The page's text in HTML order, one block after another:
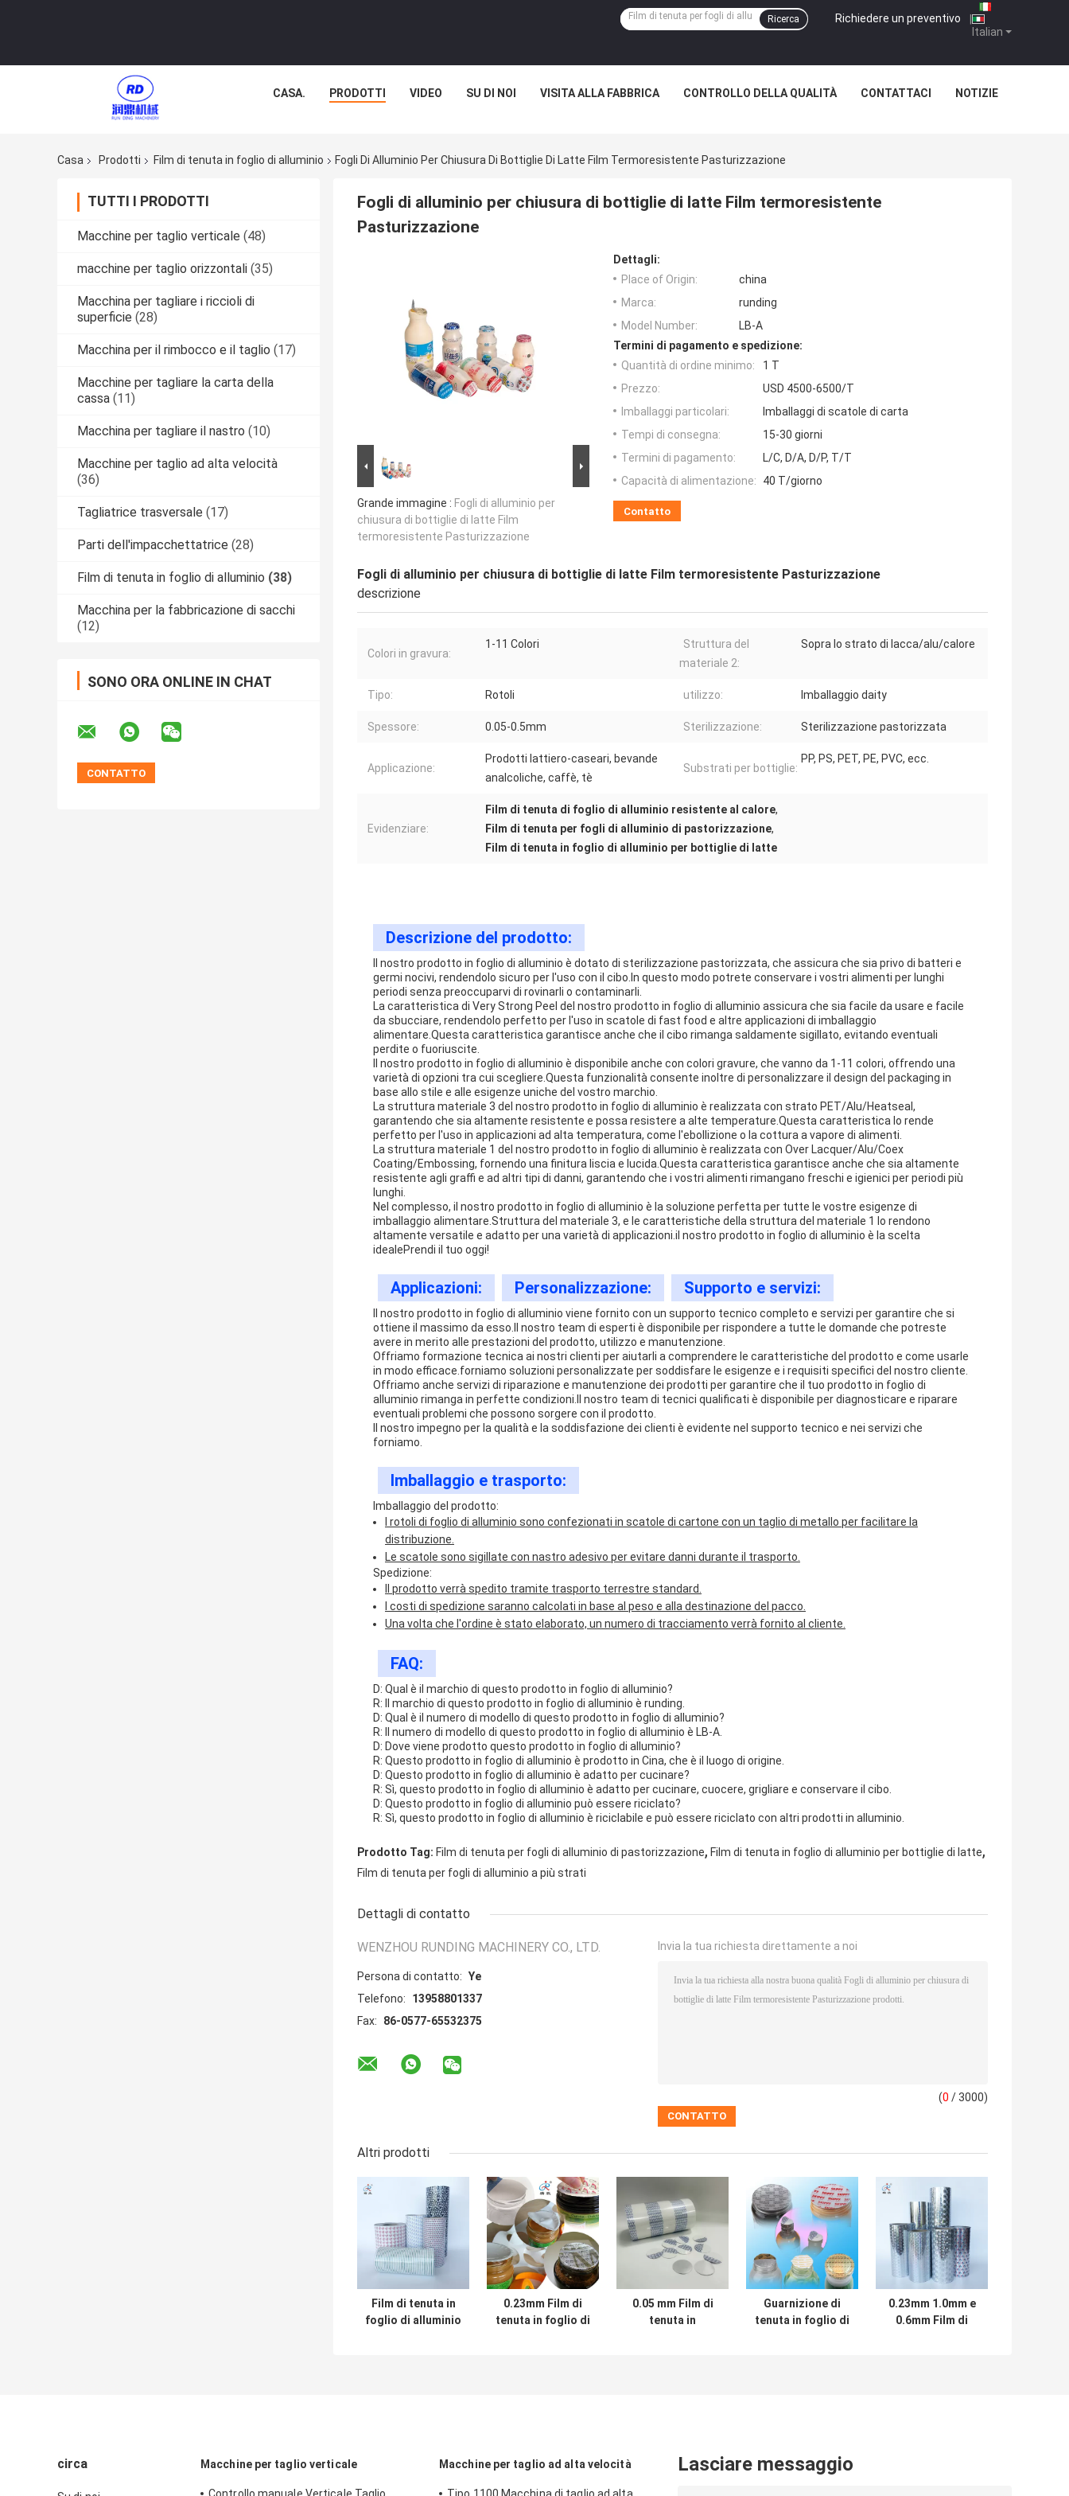
Italian
Richiedere un preventivo |
Ricerca
CASA. PRODOTTI VIDEO SU DI NOI VISITA ALLA FABBRICA CONTROLLO DELLA QUALITÀ CONTATTACI NOTIZIE
Casa Prodotti Film di tenuta in foglio di alluminio Fogli Di Alluminio Per Chiusura Di Bottiglie Di Latte Film Termoresistente Pasturizzazione
TUTTI I PRODOTTI
Macchine per taglio verticale (48)
macchine per taglio orizzontali (35)
Macchina per tagliare i riccioli di
superficie (28)
Macchina per il rimbocco e il taglio (17)
Macchine per tagliare la carta della
cassa (11)
Macchina per tagliare il nastro (10)
Macchine per taglio ad alta velocità
(36)
Tagliatrice trasversale (17)
Parti dell'impacchettatrice (28)
Film di tenuta in foglio di alluminio (38)
Macchina per la fabbricazione di sacchi
(12)
SONO ORA ONLINE IN CHAT
Fogli di alluminio per chiusura di bottiglie di latte Film termoresistente
Pasturizzazione
Grande immagine : Fogli di alluminio per
chiusura di bottiglie di latte Film
termoresistente Pasturizzazione
Dettagli:
Place of Origin:
china
Marca:
runding
Model Number:
LB-A
Termini di pagamento e spedizione:
Quantità di ordine minimo:
1 T
Prezzo:
USD 4500-6500/T
Imballaggi particolari:
Imballaggi di scatole di carta
Tempi di consegna:
15-30 giorni
Termini di pagamento:
L/C, D/A, D/P, T/T
Capacità di alimentazione:
40 T/giorno
Contatto
Fogli di alluminio per chiusura di bottiglie di latte Film termoresistente Pasturizzazione
descrizione
Colori in gravura:
1-11 Colori
Struttura del
materiale 2:
Sopra lo strato di lacca/alu/calore
Tipo: Rotoli utilizzo: Imballaggio daity
Spessore: 0.05-0.5mm Sterilizzazione: Sterilizzazione pastorizzata
Applicazione:
Prodotti lattiero-caseari, bevande
analcoliche, caffè, tè
Substrati per bottiglie:
PP, PS, PET, PE, PVC, ecc.
Evidenziare:
Film di tenuta di foglio di alluminio resistente al calore,
Film di tenuta per fogli di alluminio di pastorizzazione,
Film di tenuta in foglio di alluminio per bottiglie di latte
Descrizione del prodotto:
Il nostro prodotto in foglio di alluminio è dotato di sterilizzazione pastorizzata, che assicura che sia privo di batteri e
germi nocivi, rendendolo sicuro per l'uso con il cibo.In questo modo potrete conservare i vostri alimenti per lunghi
periodi senza preoccuparvi di rovinarli o contaminarli.
La caratteristica di Very Strong Peel del nostro prodotto in foglio di alluminio assicura che sia facile da usare e facile
da sbucciare, rendendolo perfetto per l'uso in scatole di fast food e altre applicazioni di imballaggio
alimentare.Questa caratteristica garantisce anche che il cibo rimanga saldamente sigillato, evitando eventuali
perdite o fuoriuscite.
Il nostro prodotto in foglio di alluminio è disponibile anche con colori gravure, che vanno da 1-11 colori, offrendo una
varietà di opzioni tra cui scegliere.Questa funzionalità consente inoltre di personalizzare il design del packaging in
base allo stile e alle esigenze uniche del vostro marchio.
La struttura materiale 3 del nostro prodotto in foglio di alluminio è realizzata con strato PET/Alu/Heatseal,
garantendo che sia altamente resistente e possa resistere a alte temperature.Questa caratteristica lo rende
perfetto per l'uso in applicazioni ad alta temperatura, come l'ebollizione o la cottura a vapore di alimenti.
La struttura materiale 1 del nostro prodotto in foglio di alluminio è realizzata con Over Lacquer/Alu/Coex
Coating/Embossing, fornendo una finitura liscia e lucida.Questa caratteristica garantisce anche che sia altamente
resistente agli graffi e ad altri tipi di danni, garantendo che i vostri alimenti rimangano freschi e igienici per periodi più
lunghi.
Nel complesso, il nostro prodotto in foglio di alluminio è la soluzione perfetta per tutte le vostre esigenze di
imballaggio alimentare.Struttura del materiale 3, e le caratteristiche della struttura del materiale 1 lo rendono
altamente versatile e adatto per una varietà di applicazioni.il nostro prodotto in foglio di alluminio è la scelta
idealePrendi il tuo oggi!
Applicazioni: Personalizzazione: Supporto e servizi:
Il nostro prodotto in foglio di alluminio viene fornito con un supporto tecnico completo e servizi per garantire che si
ottiene il massimo da esso.Il nostro team di esperti è disponibile per rispondere a tutte le domande che potreste
avere in merito alle prestazioni del prodotto, utilizzo e manutenzione.
Offriamo formazione tecnica ai nostri clienti per aiutarli a comprendere le caratteristiche del prodotto e come usarle
in modo efficace.forniamo soluzioni personalizzate per soddisfare le esigenze e i requisiti specifici del nostro cliente.
Offriamo anche servizi di riparazione e manutenzione dei prodotti per garantire che il tuo prodotto in foglio di
alluminio rimanga in perfette condizioni.Il nostro team di tecnici qualificati è disponibile per diagnosticare e riparare
eventuali problemi che possono sorgere con il prodotto.
Il nostro impegno per la qualità e la soddisfazione dei clienti è evidente nel supporto tecnico e nei servizi che
forniamo.
Imballaggio e trasporto:
Imballaggio del prodotto:
I rotoli di foglio di alluminio sono confezionati in scatole di cartone con un taglio di metallo per facilitare la
distribuzione.
Le scatole sono sigillate con nastro adesivo per evitare danni durante il trasporto.
Spedizione:
Il prodotto verrà spedito tramite trasporto terrestre standard.
I costi di spedizione saranno calcolati in base al peso e alla destinazione del pacco.
Una volta che l'ordine è stato elaborato, un numero di tracciamento verrà fornito al cliente.
FAQ:
D: Qual è il marchio di questo prodotto in foglio di alluminio?
R: Il marchio di questo prodotto in foglio di alluminio è runding.
D: Qual è il numero di modello di questo prodotto in foglio di alluminio?
R: Il numero di modello di questo prodotto in foglio di alluminio è LB-A.
D: Dove viene prodotto questo prodotto in foglio di alluminio?
R: Questo prodotto in foglio di alluminio è prodotto in Cina, che è il luogo di origine.
D: Questo prodotto in foglio di alluminio è adatto per cucinare?
R: Sì, questo prodotto in foglio di alluminio è adatto per cucinare, cuocere, grigliare e conservare il cibo.
D: Questo prodotto in foglio di alluminio può essere riciclato?
R: Sì, questo prodotto in foglio di alluminio è riciclabile e può essere riciclato con altri prodotti in alluminio.
Prodotto Tag: Film di tenuta per fogli di alluminio di pastorizzazione, Film di tenuta in foglio di alluminio per bottiglie di latte,
Film di tenuta per fogli di alluminio a più strati
Dettagli di contatto
WENZHOU RUNDING MACHINERY CO., LTD.
Persona di contatto: Ye
Telefono:
13958801337
Fax:
86-0577-65532375
Invia la tua richiesta direttamente a noi
(0 / 3000)
Altri prodotti
Film di tenuta in
foglio di alluminio
0.23mm Film di
tenuta in foglio di
0.05 mm Film di
tenuta in
Guarnizione di
tenuta in foglio di
0.23mm 1.0mm e
0.6mm Film di
circa Macchine per taglio verticale Macchine per taglio ad alta velocità Lasciare messaggio